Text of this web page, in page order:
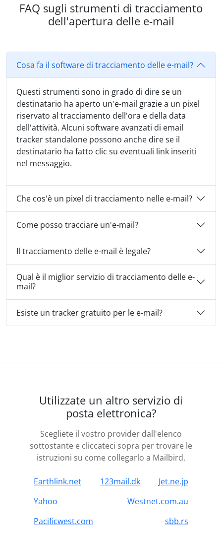
FAQ sugli strumenti di tracciamento
dell'apertura delle e-mail
Cosa fa il software di tracciamento delle e-mail?
Questi strumenti sono in grado di dire se un
destinatario ha aperto un'e-mail grazie a un pixel
riservato al tracciamento dell'ora e della data
dell'attività. Alcuni software avanzati di email
tracker standalone possono anche dire se il
destinatario ha fatto clic su eventuali link inseriti
nel messaggio.
Che cos'è un pixel di tracciamento nelle e-mail?
Come posso tracciare un'e-mail?
Il tracciamento delle e-mail è legale?
Qual è il miglior servizio di tracciamento delle e-
mail?
Esiste un tracker gratuito per le e-mail?
Utilizzate un altro servizio di
posta elettronica?
Scegliete il vostro provider dall'elenco
sottostante e cliccateci sopra per trovare le
istruzioni su come collegarlo a Mailbird.
Earthlink.net 123mail.dk
Jet.ne.jp
Yahoo
Westnet.com.au
Pacificwest.com
sbb.rs